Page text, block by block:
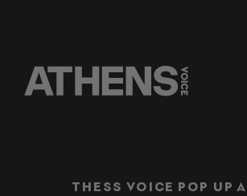
THESS VOICE POP UP